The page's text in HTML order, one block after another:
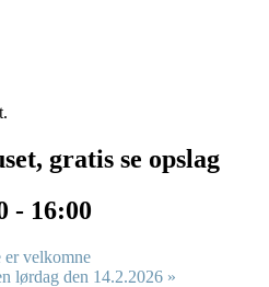
gratis se opslag
- 16:00
er velkomne
lørdag den 14.2.2026 »